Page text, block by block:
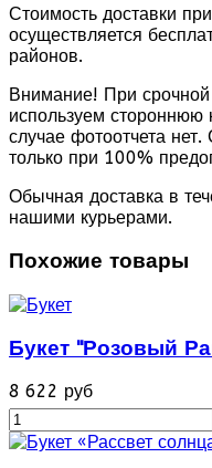
Стоимость доставки
осуществляется
районов.
Внимание! При
используем стороннюю
случае фотоотчета
только при 100%
Обычная доставка в
нашими курьерами.
Похожие товары
Букет "Розовый
8 622 руб